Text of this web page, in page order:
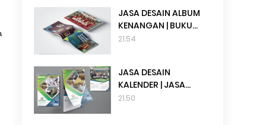
JASA DESAIN ALBUM
KENANGAN | BUKU
TAHUNAN SEKOLAH
21.54
JASA DESAIN
KALENDER | JASA
DESAIN TANGGALAN
21.50